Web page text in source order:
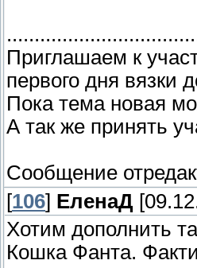
Приглашаем к
первого дня вязки
Пока тема новая
А так же принять
Сообщение
[106] ЕленаД
Хотим дополнить
Кошка Фанта.